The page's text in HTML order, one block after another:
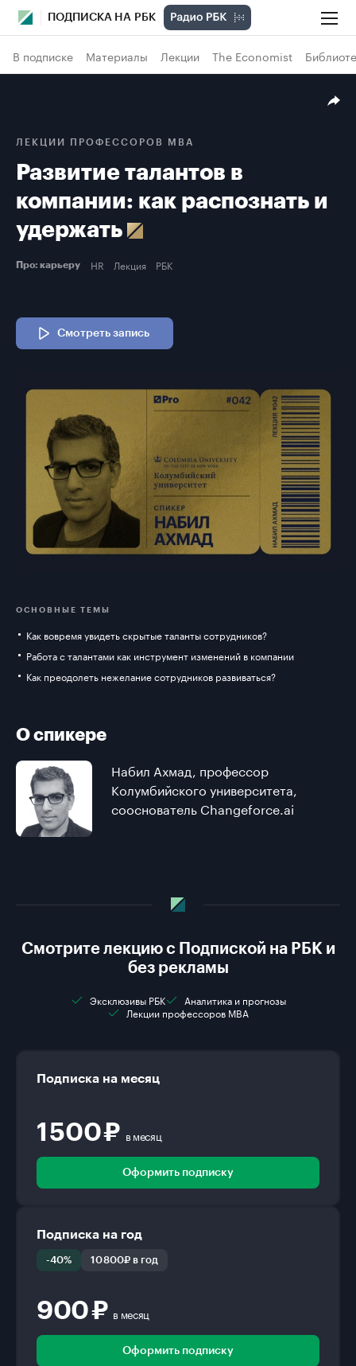
ПОДПИСКА НА РБК
В подписке Материалы Лекции The Economist
ЛЕКЦИИ ПРОФЕССОРОВ МВА
Развитие талантов в
компании: как распознать и
удержать
Про: карьеру HR Лекция РБК
Смотреть запись
ОСНОВНЫЕ ТЕМЫ
Как вовремя увидеть скрытые таланты сотрудников?
Работа с талантами как инструмент изменений в компании
Как преодолеть нежелание сотрудников развиваться?
О спикере
Набил Ахмад, профессор
Колумбийского университета,
сооснователь Changeforce.ai
Смотрите лекцию с Подпиской на РБК и
без рекламы
Эксклюзивы РБК
Аналитика и прогнозы
Лекции профессоров MBA
Подписка на месяц
1 500 ₽ в месяц
Оформить подписку
Подписка на год
-40% 10 800₽ в год
900 ₽ в месяц
Оформить подписку